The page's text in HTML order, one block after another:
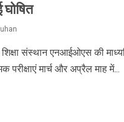
घोषित
शिक्षा संस्थान एनआईओएस की
परीक्षाएं मार्च और अप्रैल माह में...